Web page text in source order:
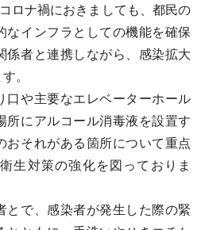
ロナ禍におきましても、都民の
なインフラとしての機能を確保
係者と連携しながら、感染拡大
。
や主要なエレベーターホール
所にアルコール消毒液を設置す
おそれがある箇所について重点
生対策の強化を図っておりま
で、感染者が発生した際の緊